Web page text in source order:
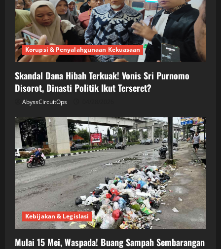
Korupsi & Penyalahgunaan Kekuasaan
Skandal Dana Hibah Terkuak! Vonis Sri Purnomo
Disorot, Dinasti Politik Ikut Terseret?
AbyssCircuitOps
Kebijakan & Legislasi
Mulai 15 Mei, Waspada! Buang Sampah Sembarangan